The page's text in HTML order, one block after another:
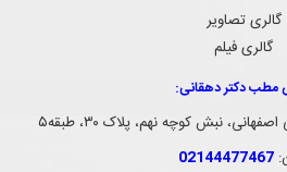
گالری تصاویر
گالری فیلم
مطب دکتر دهقانی:
نبش کوچه نهم، پلاک ۳۰، طبقه۵
02144477467